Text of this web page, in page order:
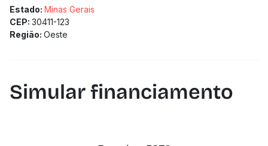
Estado: Minas Gerais
CEP: 30411-123
Região: Oeste
Simular financiamento